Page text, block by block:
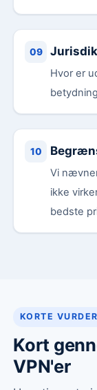
Hvor er
Vi
ikke
bedste
KORTE
Kort
VPN'er